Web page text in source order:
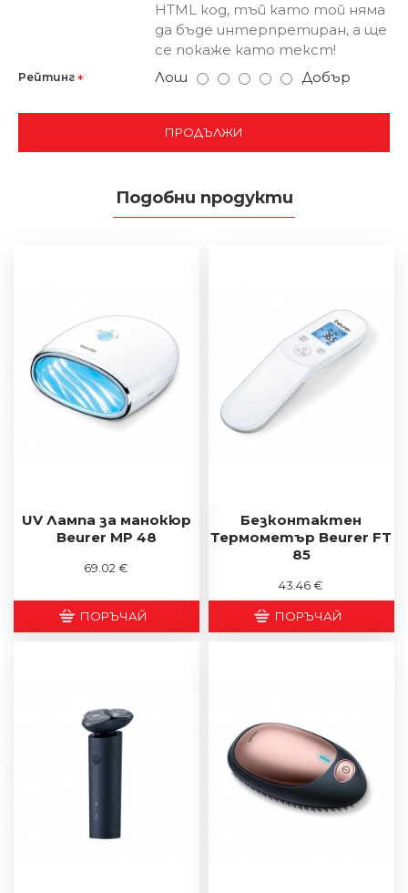
HTML код, тъй като той няма
да бъде интерпретиран, а ще
се покаже като текст!
Рейтинг Лош Добър
ПРОДЪЛЖИ
Подобни продукти
UV Лампа за манокюр
Beurer MP 48
69.02 €
ПОРЪЧАЙ
Безконтактен
Термометър Beurer FT
85
43.46 €
ПОРЪЧАЙ